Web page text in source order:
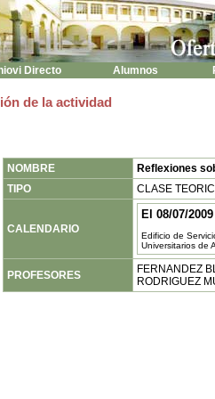
Directo Alumnos
de la actividad
NOMBRE
Reflexiones
TIPO
CLASE
CALENDARIO
El 08/07/2009
Edificio de
Universitarios de
PROFESORES
FERNANDEZ
RODRIGUEZ